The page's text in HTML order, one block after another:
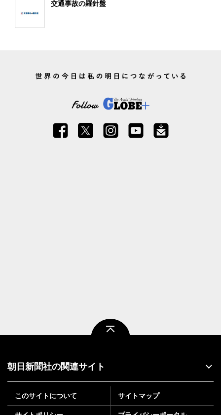
交通事故の羅針盤
朝日新聞社の関連サイト
このサイトについて サイトマップ